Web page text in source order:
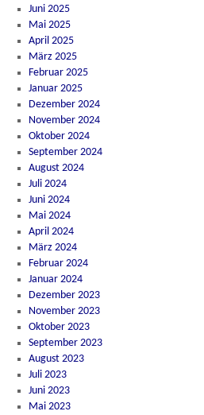
Juni 2025
Mai 2025
April 2025
März 2025
Februar 2025
Januar 2025
Dezember 2024
November 2024
Oktober 2024
September 2024
August 2024
Juli 2024
Juni 2024
Mai 2024
April 2024
März 2024
Februar 2024
Januar 2024
Dezember 2023
November 2023
Oktober 2023
September 2023
August 2023
Juli 2023
Juni 2023
Mai 2023